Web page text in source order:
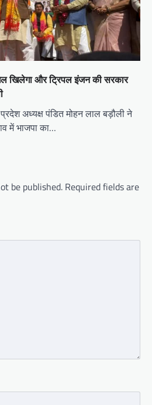
खिलेगा और ट्रिपल इंजन की सरकार
अध्यक्ष पंडित मोहन लाल बड़ौली ने
में भाजपा का…
be published. Required fields are